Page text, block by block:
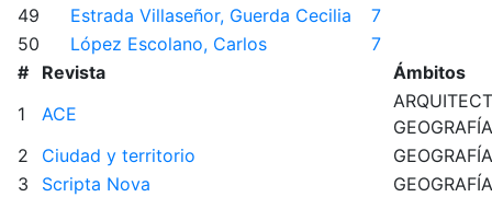
49
Estrada Villaseñor, Guerda Cecilia
7
50
López Escolano, Carlos
7
#
Revista
Ámbitos
1
ACE
GEOGRAFÍA
2
Ciudad y territorio
GEOGRAFÍA
3
Scripta Nova
GEOGRAFÍA